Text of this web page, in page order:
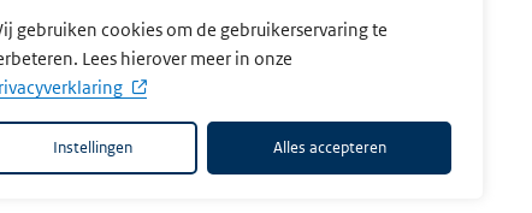
gebruiken cookies om de gebruikerservaring te
Lees hierover meer in onze
Instellingen Alles accepteren
Toegankelijkheid